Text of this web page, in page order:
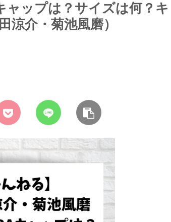
ャップは？サイズは何？キ
涼介・菊池風磨）